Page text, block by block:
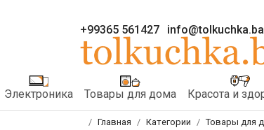
+99365 561427
Электроника Товары для дома Красота и
Главная Категории Товары для